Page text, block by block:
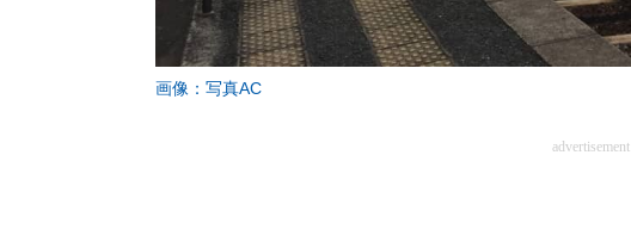
画像：写真AC
advertisement